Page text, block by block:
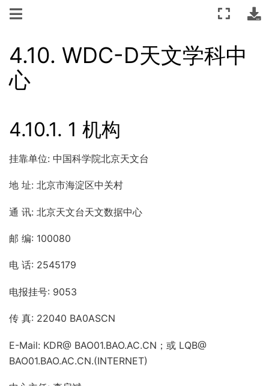
4.10. WDC-D天文学科中
心
4.10.1. 1 机构
挂靠单位: 中国科学院北京天文台
地 址: 北京市海淀区中关村
通 讯: 北京天文台天文数据中心
邮 编: 100080
电 话: 2545179
电报挂号: 9053
传 真: 22040 BA0ASCN
E-Mail: KDR@ BAO01.BAO.AC.CN；或 LQB@
BAO01.BAO.AC.CN.(INTERNET)